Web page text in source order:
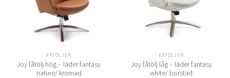
FÅTÖLJER
Joy fåtölj hög – läder fantasy
nature/ kromad
FÅTÖLJER
Joy fåtölj låg – läder fantasy
white/ borstad